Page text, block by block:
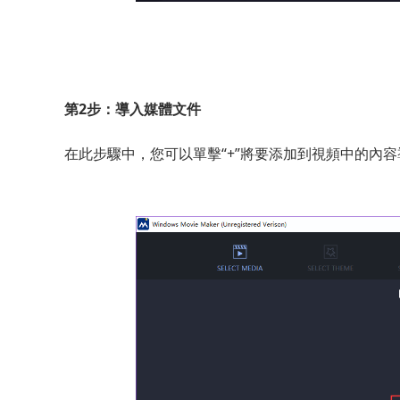
第2步：導入媒體文件
在此步驟中，您可以單擊“+”將要添加到視頻中的內